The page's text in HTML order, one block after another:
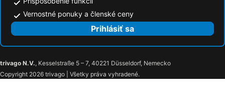
Vernostné ponuky a členské ceny
Prihlásiť sa
trivago N.V., Kesselstraße 5 – 7, 40221 Düsseldorf, Nemecko
Copyright 2026 trivago | Všetky práva vyhradené.